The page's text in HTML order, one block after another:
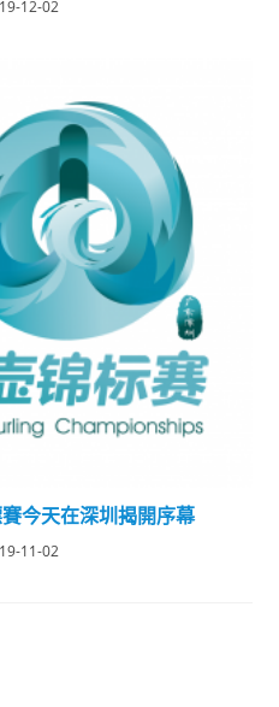
12-02
今天在深圳揭開序幕
11-02